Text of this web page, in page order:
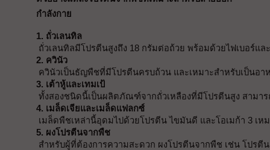
กำลังกาย
1. ถั่วเลนทิล
ถั่วเลนทิลมีโปรตีนสูงถึง 18 กรัมต่อถ้วย พร้อมด้วยไฟเบอร์แ
2. ควินัว
ควินัวเป็นธัญพืชที่มีโปรตีนครบถ้วน และเหมาะสำหรับเป็นอา
3. เต้าหู้และเทมเป้
ทั้งสองชนิดนี้เป็นผลิตภัณฑ์จากถั่วเหลืองที่มีโปรตีนสูง สามาร
4. เมล็ดเจียและเมล็ดแฟลกซ์
เมล็ดพืชเหล่านี้อุดมไปด้วยโปรตีน ไขมันดี และโอเมก้า 3 เห
5. ผงโปรตีนจากพืช
สำหรับผู้ที่ต้องการความสะดวก ผงโปรตีนจากพืช เช่น โปรตี